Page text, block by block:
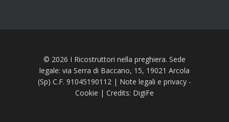
© 2026 I Ricostruttori nella preghiera. Sede
legale: via Serra di Baccano, 15, 19021 Arcola
(Sp) C.F. 91045190112 | Note legali e privacy -
Cookie | Credits: DigiFe